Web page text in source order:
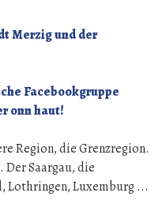
Merzig und der
Facebookgruppe
onn haut!
Region, die Grenzregion.
Saargau, die
Lothringen, Luxemburg ...